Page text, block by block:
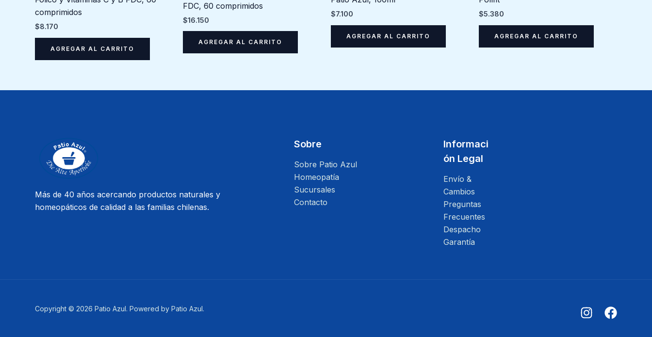
comprimidos
$8.170
AGREGAR AL CARRITO
FDC, 60 comprimidos
$16.150
AGREGAR AL CARRITO
$7.100
AGREGAR AL CARRITO
$5.380
AGREGAR AL CARRITO
Más de 40 años acercando productos naturales y
homeopáticos de calidad a las familias chilenas.
Sobre
Sobre Patio Azul
Homeopatía
Sucursales
Contacto
Informaci
ón Legal
Envío &
Cambios
Preguntas
Frecuentes
Despacho
Garantía
Copyright © 2026 Patio Azul. Powered by Patio Azul.